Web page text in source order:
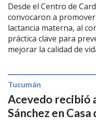
Desde el Centro de
convocaron a
lactancia materna, al
práctica clave para
mejorar la calidad de
Acevedo recibió
Sánchez en
Tucumán